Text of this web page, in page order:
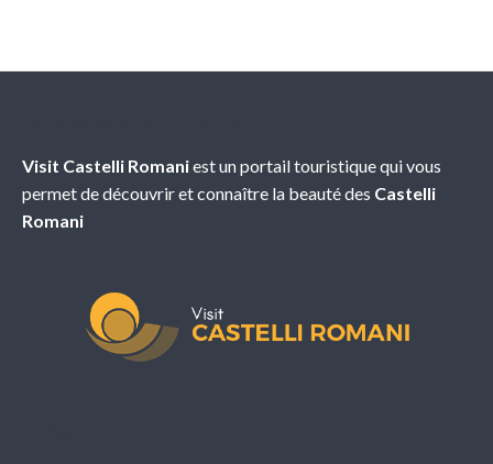
Visit Castelli Romaniest un portail touristique qui vous
permet de découvrir et connaître la beauté des Castelli
Romani